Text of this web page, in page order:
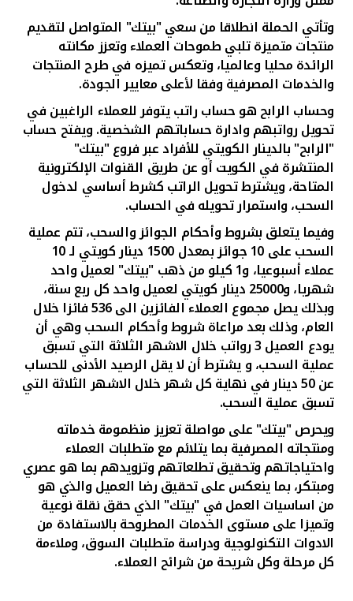
مملكة البحرين
وتأتي الحملة انطلاقا من سعي "بيتك" المتواصل لتقديم
منتجات متميزة تلبي طموحات العملاء وتعزز مكانته
الرائدة محليا وعالميا، وتعكس تميزه في طرح المنتجات
والخدمات المصرفية وفقا لأعلى معايير الجودة.
وحساب الرابح هو حساب راتب يتوفر للعملاء الراغبين في
تحويل رواتبهم وادارة حساباتهم الشخصية. ويفتح حساب
"الرابح" بالدينار الكويتي للأفرادعبر فروع "بيتك"
المنتشرة في الكويت أو عن طريق القنوات الإلكترونية
المتاحة، ويشترط تحويل الراتب كشرط أساسي لدخول
السحب، واستمرار تحويله في الحساب.
وفيما يتعلق بشروط وأحكام الجوائز والسحب، تتم عملية
السحب على 10 جوائز بمعدل 1500 دينار كويتي لـ 10
عملاء أسبوعيا، و1 كيلو من ذهب "بيتك" لعميل واحد
شهريا، و25000 دينار كويتي لعميل واحد كل ربع سنة،
وبذلك يصل مجموع العملاء الفائزين الى 536 فائزا خلال
العام، وذلك بعد مراعاة شروط وأحكام السحب وهي أن
يودع العميل 3 رواتب خلال الاشهر الثلاثة التي تسبق
عملية السحب، و يشترط أن لا يقل الرصيد الأدنى للحساب
عن 50 دينار في نهاية كل شهر خلال الاشهر الثلاثة التي
تسبق عملية السحب.
ويحرص "بيتك" على مواصلة تعزيز منظمومة خدماته
ومنتجاته المصرفية بما يتلائم مع متطلبات العملاء
واحتياجاتهم وتحقيق تطلعاتهم وتزويدهم بما هو عصري
ومبتكر، بما ينعكس على تحقيق رضا العميل والذي هو
من اساسيات العمل في "بيتك" الذي حقق نقلة نوعية
وتميزا على مستوى الخدمات المطروحة بالاستفادة من
الادوات التكنولوجية ودراسة متطلبات السوق، وملاءمة
كل مرحلة وكل شريحة من شرائح العملاء.